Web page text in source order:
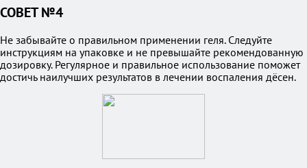
СОВЕТ №4
Не забывайте о правильном применении геля. Следуйте
инструкциям на упаковке и не превышайте рекомендованную
дозировку. Регулярное и правильное использование поможет
достичь наилучших результатов в лечении воспаления дёсен.